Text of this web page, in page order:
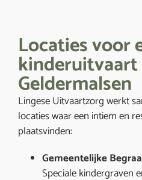
Locaties voor
Geldermalsen
Lingese Uitvaartzorg werkt
locaties waar een intiem en
plaatsvinden:
Gemeentelijke
Speciale kindergraven